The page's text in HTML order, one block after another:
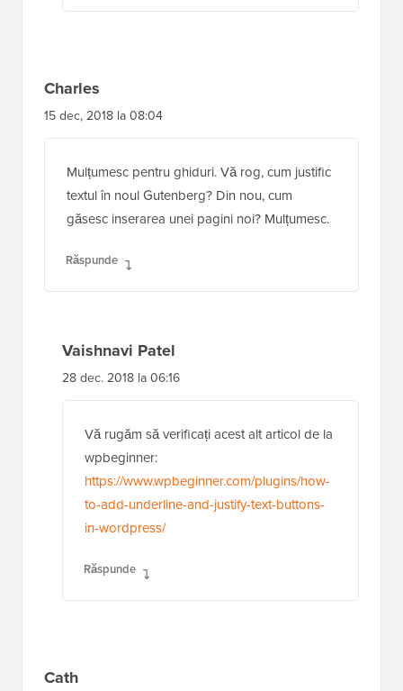
Charles
15 dec, 2018 la 08:04
Mulțumesc pentru ghiduri. Vă rog, cum justific
textul în noul Gutenberg? Din nou, cum
găsesc inserarea unei pagini noi? Mulțumesc.
Răspunde
Vaishnavi Patel
28 dec. 2018 la 06:16
Vă rugăm să verificați acest alt articol de la
wpbeginner:
https://www.wpbeginner.com/plugins/how-
to-add-underline-and-justify-text-buttons-
in-wordpress/
Răspunde
Cath